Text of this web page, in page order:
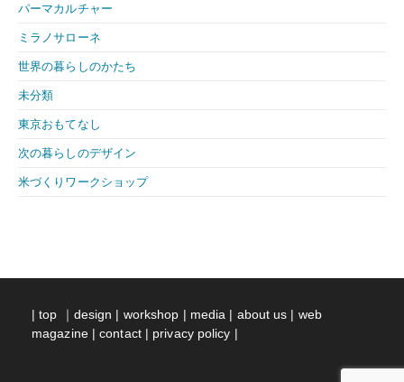
パーマカルチャー
ミラノサローネ
世界の暮らしのかたち
未分類
東京おもてなし
次の暮らしのデザイン
米づくりワークショップ
|top ｜ design | workshop | media | about us | web
magazine|contact | privacy policy |